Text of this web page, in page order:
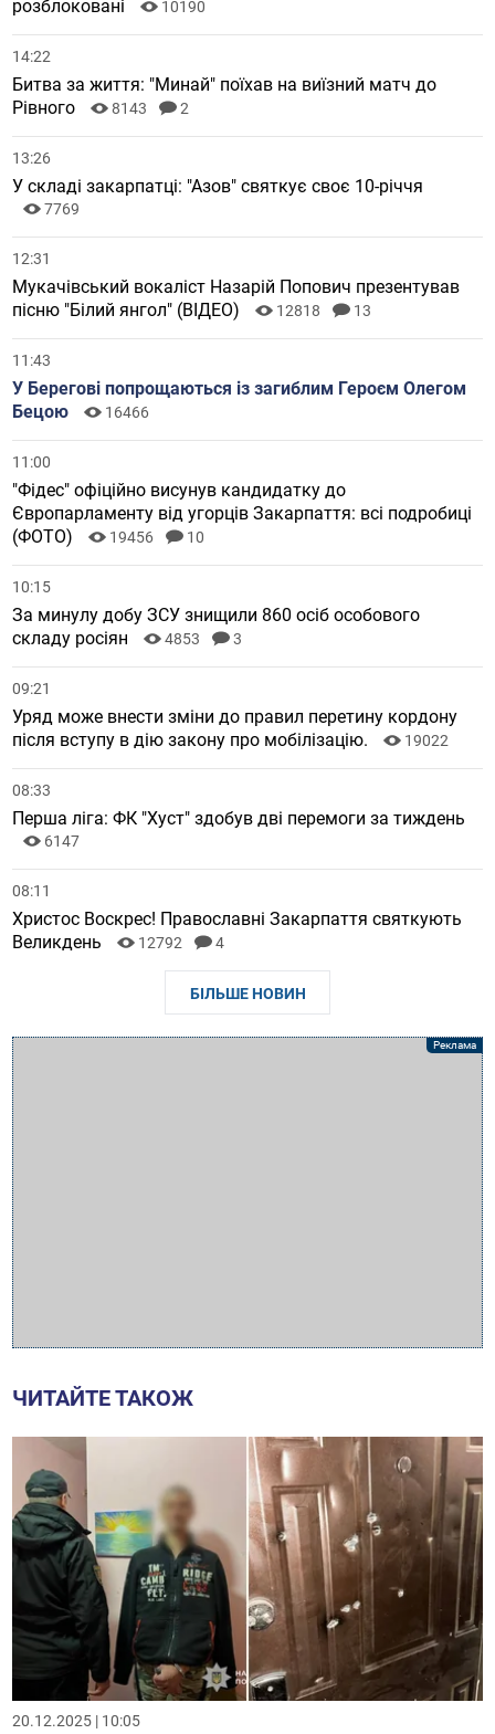
розблоковані 10190
14:22
Битва за життя: "Минай" поїхав на виїзний матч до
Рівного
8143 2
13:26
У складі закарпатці: "Азов" святкує своє 10-річчя
7769
12:31
Мукачівський вокаліст Назарій Попович презентував
пісню "Білий янгол" (ВІДЕО)
12818 13
11:43
У Берегові попрощаються із загиблим Героєм Олегом
Бецою
16466
11:00
"Фідес" офіційно висунув кандидатку до
Європарламенту від угорців Закарпаття: всі подробиці
(ФОТО)
19456 10
10:15
За минулу добу ЗСУ знищили 860 осіб особового
складу росіян
4853 3
09:21
Уряд може внести зміни до правил перетину кордону
після вступу в дію закону про мобілізацію.
19022
08:33
Перша ліга: ФК "Хуст" здобув дві перемоги за тиждень
6147
08:11
Христос Воскрес! Православні Закарпаття святкують
Великдень
12792 4
БІЛЬШЕ НОВИН
ЧИТАЙТЕ ТАКОЖ
20.12.2025 | 10:05